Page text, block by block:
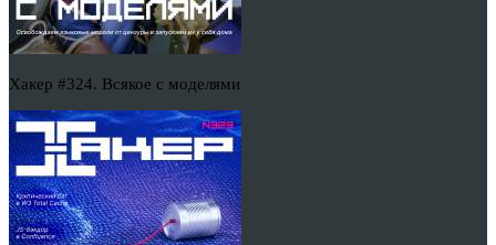
Хакер #324. Всякое с моделями